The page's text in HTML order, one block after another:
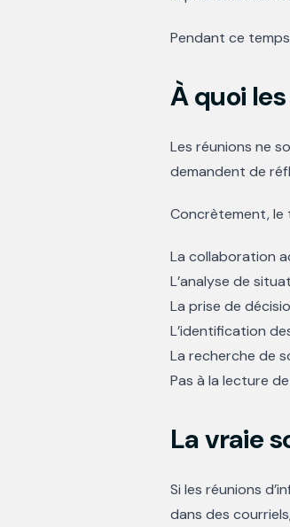
Pendant ce
À quoi
Les réunions ne
demandent de
Concrètement, le
La collaboration
L’analyse de
La prise de
L’identification
La recherche de
Pas à la lecture
La vraie
Si les réunions
dans des